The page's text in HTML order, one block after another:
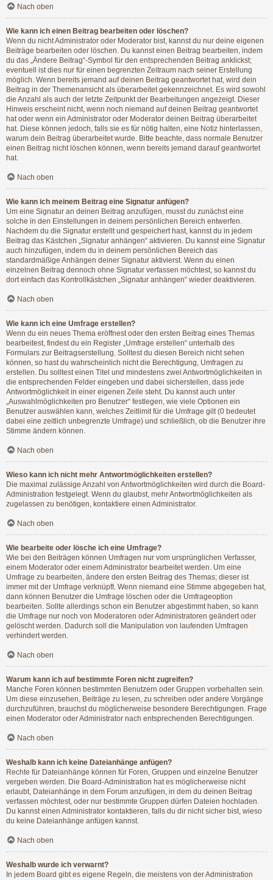
Nach oben
Wie kann ich einen Beitrag bearbeiten oder löschen?
Wenn du nicht Administrator oder Moderator bist, kannst du nur deine eigenen
Beiträge bearbeiten oder löschen. Du kannst einen Beitrag bearbeiten, indem
du das „Ändere Beitrag“-Symbol für den entsprechenden Beitrag anklickst;
eventuell ist dies nur für einen begrenzten Zeitraum nach seiner Erstellung
möglich. Wenn bereits jemand auf deinen Beitrag geantwortet hat, wird dein
Beitrag in der Themenansicht als überarbeitet gekennzeichnet. Es wird sowohl
die Anzahl als auch der letzte Zeitpunkt der Bearbeitungen angezeigt. Dieser
Hinweis erscheint nicht, wenn noch niemand auf deinen Beitrag geantwortet
hat oder wenn ein Administrator oder Moderator deinen Beitrag überarbeitet
hat. Diese können jedoch, falls sie es für nötig halten, eine Notiz hinterlassen,
warum dein Beitrag überarbeitet wurde. Bitte beachte, dass normale Benutzer
einen Beitrag nicht löschen können, wenn bereits jemand darauf geantwortet
hat.
Nach oben
Wie kann ich meinem Beitrag eine Signatur anfügen?
Um eine Signatur an deinen Beitrag anzufügen, musst du zunächst eine
solche in den Einstellungen in deinem persönlichen Bereich entwerfen.
Nachdem du die Signatur erstellt und gespeichert hast, kannst du in jedem
Beitrag das Kästchen „Signatur anhängen“ aktivieren. Du kannst eine Signatur
auch hinzufügen, indem du in deinem persönlichen Bereich das
standardmäßige Anhängen deiner Signatur aktivierst. Wenn du einen
einzelnen Beitrag dennoch ohne Signatur verfassen möchtest, so kannst du
dort einfach das Kontrollkästchen „Signatur anhängen“ wieder deaktivieren.
Nach oben
Wie kann ich eine Umfrage erstellen?
Wenn du ein neues Thema eröffnest oder den ersten Beitrag eines Themas
bearbeitest, findest du ein Register „Umfrage erstellen“ unterhalb des
Formulars zur Beitragserstellung. Solltest du diesen Bereich nicht sehen
können, so hast du wahrscheinlich nicht die Berechtigung, Umfragen zu
erstellen. Du solltest einen Titel und mindestens zwei Antwortmöglichkeiten in
die entsprechenden Felder eingeben und dabei sicherstellen, dass jede
Antwortmöglichkeit in einer eigenen Zeile steht. Du kannst auch unter
„Auswahlmöglichkeiten pro Benutzer“ festlegen, wie viele Optionen ein
Benutzer auswählen kann, welches Zeitlimit für die Umfrage gilt (0 bedeutet
dabei eine zeitlich unbegrenzte Umfrage) und schließlich, ob die Benutzer ihre
Stimme ändern können.
Nach oben
Wieso kann ich nicht mehr Antwortmöglichkeiten erstellen?
Die maximal zulässige Anzahl von Antwortmöglichkeiten wird durch die Board-
Administration festgelegt. Wenn du glaubst, mehr Antwortmöglichkeiten als
zugelassen zu benötigen, kontaktiere einen Administrator.
Nach oben
Wie bearbeite oder lösche ich eine Umfrage?
Wie bei den Beiträgen können Umfragen nur vom ursprünglichen Verfasser,
einem Moderator oder einem Administrator bearbeitet werden. Um eine
Umfrage zu bearbeiten, ändere den ersten Beitrag des Themas; dieser ist
immer mit der Umfrage verknüpft. Wenn niemand eine Stimme abgegeben hat,
dann können Benutzer die Umfrage löschen oder die Umfrageoption
bearbeiten. Sollte allerdings schon ein Benutzer abgestimmt haben, so kann
die Umfrage nur noch von Moderatoren oder Administratoren geändert oder
gelöscht werden. Dadurch soll die Manipulation von laufenden Umfragen
verhindert werden.
Nach oben
Warum kann ich auf bestimmte Foren nicht zugreifen?
Manche Foren können bestimmten Benutzern oder Gruppen vorbehalten sein.
Um diese einzusehen, Beiträge zu lesen, zu schreiben oder andere Vorgänge
durchzuführen, brauchst du möglicherweise besondere Berechtigungen. Frage
einen Moderator oder Administrator nach entsprechenden Berechtigungen.
Nach oben
Weshalb kann ich keine Dateianhänge anfügen?
Rechte für Dateianhänge können für Foren, Gruppen und einzelne Benutzer
vergeben werden. Die Board-Administration hat es möglicherweise nicht
erlaubt, Dateianhänge in dem Forum anzufügen, in dem du deinen Beitrag
verfassen möchtest, oder nur bestimmte Gruppen dürfen Dateien hochladen.
Du kannst einen Administrator kontaktieren, falls du dir nicht sicher bist, wieso
du keine Dateianhänge anfügen kannst.
Nach oben
Weshalb wurde ich verwarnt?
In jedem Board gibt es eigene Regeln, die meistens von der Administration